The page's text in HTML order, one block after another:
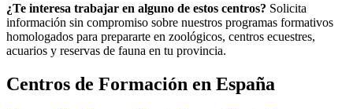
¿Te interesa trabajar en alguno de estos centros? Solicita
información sin compromiso sobre nuestros programas formativos
homologados para prepararte en zoológicos, centros ecuestres,
acuarios y reservas de fauna en tu provincia.
Centros de Formación en España